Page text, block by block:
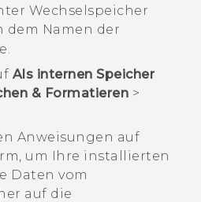
Wechselspeicher
dem Namen der
Als internen Speicher
& Formatieren >
Anweisungen auf
um Ihre installierten
Daten vom
auf die